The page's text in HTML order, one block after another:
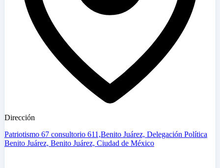
Dirección
Patriotismo 67 consultorio 611,Benito Juárez, Delegación Política
Benito Juárez, Benito Juárez, Ciudad de México